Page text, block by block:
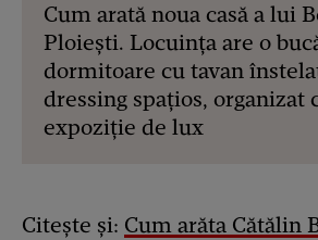
Cum arată noua casă a lui
Ploiești. Locuința are o
dormitoare cu tavan
dressing spațios, organizat
expoziție de lux
Citește și: Cum arăta Cătălin